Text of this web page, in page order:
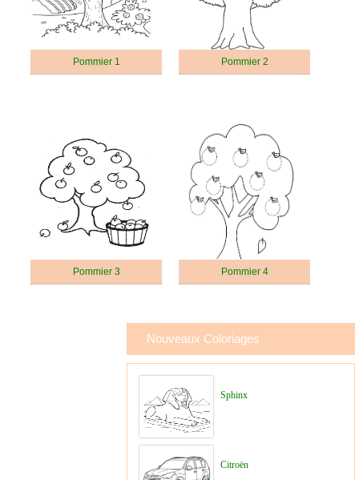
Pommier 1 Pommier 2
Pommier 3 Pommier 4
Nouveaux Coloriages
Sphinx
Citroën